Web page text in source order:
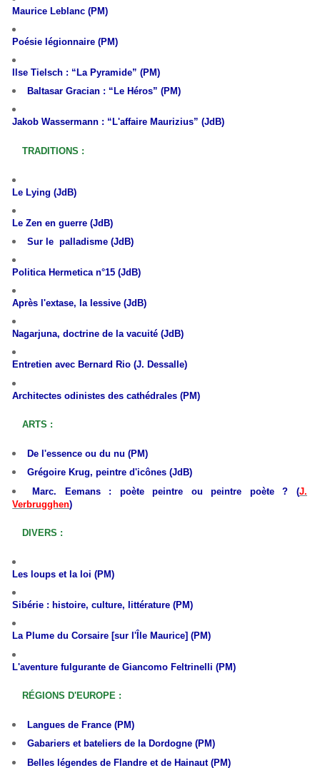
Maurice Leblanc (PM)
Poésie légionnaire (PM)
lse Tielsch : “La Pyramide” (PM)
Baltasar Gracian : “Le Héros” (PM)
Jakob Wassermann : “L'affaire Maurizius” (JdB)
TRADITIONS :
Le Lying (JdB)
Le Zen en guerre (JdB)
Sur le palladisme (JdB)
Politica Hermetica n°15 (JdB)
Après l'extase, la lessive (JdB)
Nagarjuna, doctrine de la vacuité (JdB)
Entretien avec Bernard Rio (J. Dessalle)
Architectes odinistes des cathédrales (PM)
ARTS :
De l'essence ou du nu (PM)
Grégoire Krug, peintre d'icônes (JdB)
Marc. Eemans : poète peintre ou peintre poète ? (J.
Verbrugghen)
DIVERS :
Les loups et la loi (PM)
Sibérie : histoire, culture, littérature (PM)
La Plume du Corsaire [sur l'Île Maurice] (PM)
L'aventure fulgurante de Giancomo Feltrinelli (PM)
RÉGIONS D'EUROPE :
Langues de France (PM)
Gabariers et bateliers de la Dordogne (PM)
Belles légendes de Flandre et de Hainaut (PM)